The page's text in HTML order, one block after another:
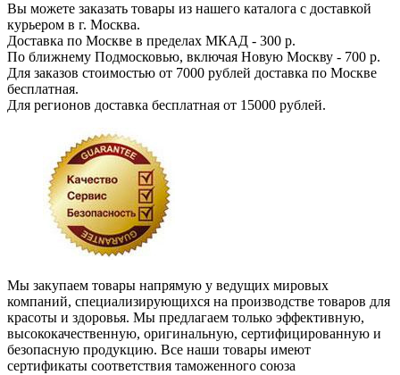
Вы можете заказать товары из нашего каталога с доставкой
курьером в г. Москва.
Доставка по Москве в пределах МКАД - 300 р.
По ближнему Подмосковью, включая Новую Москву - 700 р.
Для заказов стоимостью от 7000 рублей доставка по Москве
бесплатная.
Для регионов доставка бесплатная от 15000 рублей.
Мы закупаем товары напрямую у ведущих мировых
компаний, специализирующихся на производстве товаров для
красоты и здоровья. Мы предлагаем только эффективную,
высококачественную, оригинальную, сертифицированную и
безопасную продукцию. Все наши товары имеют
сертификаты соответствия таможенного союза